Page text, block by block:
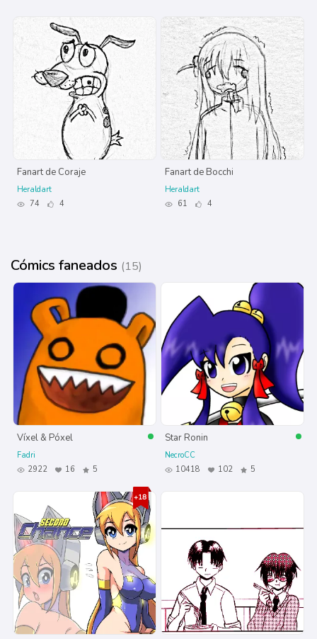
Fanart de Coraje
Heraldart
74
4
Fanart de Bocchi
Heraldart
61
4
Cómics faneados (15)
Víxel & Póxel
Fadri
2922
16 5
Star Ronin
NecroCC
10418
102 5